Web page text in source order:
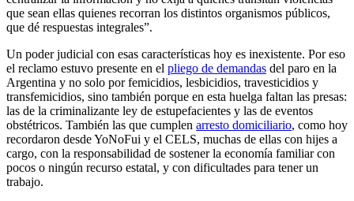
que sean ellas quienes recorran los distintos organismos públicos,
que dé respuestas integrales”.
Un poder judicial con esas características hoy es inexistente. Por eso
el reclamo estuvo presente en el pliego de demandas del paro en la
Argentina y no solo por femicidios, lesbicidios, travesticidios y
transfemicidios, sino también porque en esta huelga faltan las presas:
las de la criminalizante ley de estupefacientes y las de eventos
obstétricos. También las que cumplen arresto domiciliario, como hoy
recordaron desde YoNoFui y el CELS, muchas de ellas con hijes a
cargo, con la responsabilidad de sostener la economía familiar con
pocos o ningún recurso estatal, y con dificultades para tener un
trabajo.